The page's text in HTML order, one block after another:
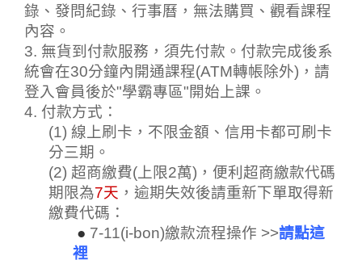
錄、發問紀錄、行事曆，無法購買、觀看課程
內容 。
3. 無貨到付款服務，須先付款。付款完成後系
統會在30分鐘內開通課程(ATM轉帳除外)，請
登入會員後於"學霸專區"開始上課 。
4. 付款方式：
(1) 線上刷卡，不限金額、信用卡都可刷卡
分三期 。
(2) 超商繳費(上限2萬)，便利超商繳款代碼
期限為7天 ，逾期失效後請重新下單取得新
繳費代碼：
● 7-11(i-bon)繳款流程操作 >>請點這
裡